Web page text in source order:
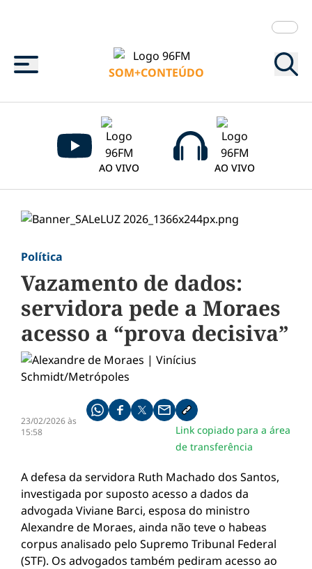
Menu
SOM+CONTEÚDO
AO VIVO AO VIVO
Política
Vazamento de dados:
servidora pede a Moraes
acesso a “prova decisiva”
23/02/2026 às
15:58
Compartilhe pelo whatsapp
Compartilhar no facebook
Compartilhar no twitter
Compartilhe pelo email
Copiar link da notícia
Link copiado para a área
de transferência
A defesa da servidora Ruth Machado dos Santos,
investigada por suposto acesso a dados da
advogada Viviane Barci, esposa do ministro
Alexandre de Moraes, ainda não teve o habeas
corpus analisado pelo Supremo Tribunal Federal
(STF). Os advogados também pediram acesso ao